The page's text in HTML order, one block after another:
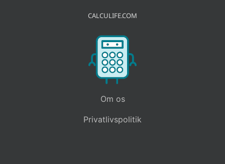
CALCULIFE.COM
Om os
Privatlivspolitik